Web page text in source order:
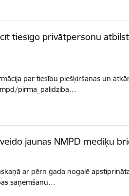
tiesīgo privātpersonu
par tiesību piešķiršanas un
pirma_palidziba…
jaunas NMPD mediķu
ar pērn gada nogalē
saņemšanu…